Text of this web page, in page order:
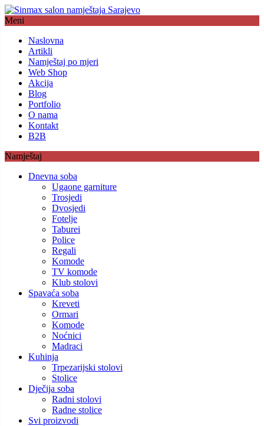
Meni
Naslovna
Artikli
Namještaj po mjeri
Web Shop
Akcija
Blog
Portfolio
O nama
Kontakt
B2B
Namještaj
Dnevna soba
Ugaone garniture
Trosjedi
Dvosjedi
Fotelje
Taburei
Police
Regali
Komode
TV komode
Klub stolovi
Spavaća soba
Kreveti
Ormari
Komode
Noćnici
Madraci
Kuhinja
Trpezarijski stolovi
Stolice
Dječija soba
Radni stolovi
Radne stolice
Svi proizvodi